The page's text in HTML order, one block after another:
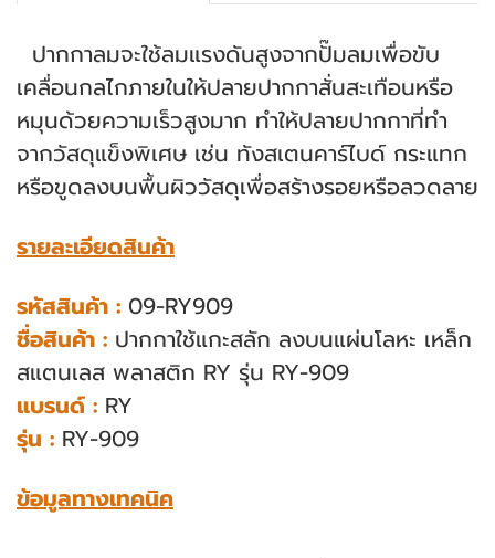
ปากกาลมจะใช้ลมแรงดันสูงจากปั๊มลมเพื่อขับ
เคลื่อนกลไกภายในให้ปลายปากกาสั่นสะเทือนหรือ
หมุนด้วยความเร็วสูงมาก ทำให้ปลายปากกาที่ทำ
จากวัสดุแข็งพิเศษ เช่น ทังสเตนคาร์ไบด์ กระแทก
หรือขูดลงบนพื้นผิววัสดุเพื่อสร้างรอยหรือลวดลาย
รายละเอียดสินค้า
รหัสสินค้า : 09-RY909
ชื่อสินค้า : ปากกาใช้แกะสลัก ลงบนแผ่นโลหะ เหล็ก
สแตนเลส พลาสติก RY รุ่น RY-909
แบรนด์ : RY
รุ่น : RY-909
ข้อมูลทางเทคนิค